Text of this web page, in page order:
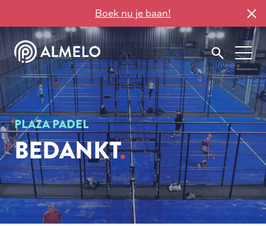
Boek nu je baan!
PLAZA PADEL
BEDANKT